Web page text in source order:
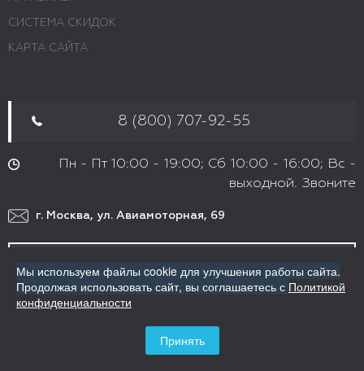
СИСТЕМА СКИДОК
КАРТА САЙТА
8 (800) 707-92-55
Пн - Пт 10:00 - 19:00; Сб 10:00 - 16:00; Вс -
выходной. Звоните
г. Москва, ул. Авиамоторная, 69
ЗАКАЗАТЬ ЗВОНОК
mykosm@yandex.ru
client@my-kosm.ru
Мы используем файлы cookie для улучшения работы сайта.
Продолжая использовать сайт, вы соглашаетесь с Политикой
конфиденциальности
Принять